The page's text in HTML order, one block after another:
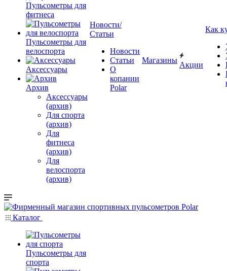
Пульсометры для
фитнеса
Пульсометры для
велоспорта
Аксессуары
Архив
Аксессуары
(архив)
Для спорта
(архив)
Для
фитнеса
(архив)
Для
велоспорта
(архив)
Новости/
Статьи
Новости
Статьи
О
копании
Polar
Магазины
Акции
Как
Каталог
Пульсометры для
спорта